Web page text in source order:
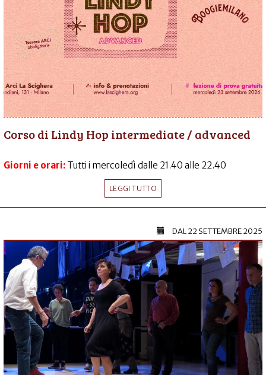
Corso di Lindy Hop intermediate / advanced
Giorni e orari: Tutti i mercoledì dalle 21.40 alle 22.40
LEGGI TUTTO
DAL22 SETTEMBRE 2025